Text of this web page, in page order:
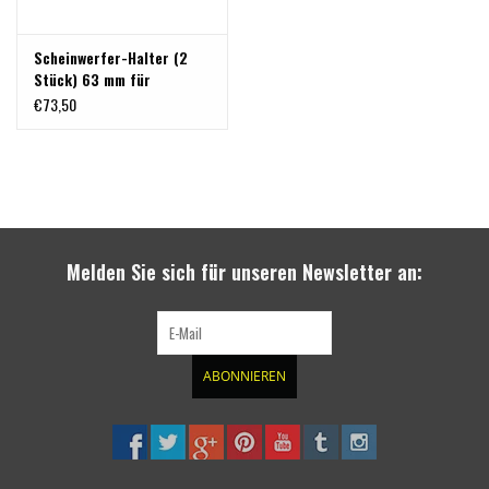
Scheinwerfer-Halter (2
Stück) 63 mm für
Bullenfänger / Frontbügel
€73,50
Melden Sie sich für unseren Newsletter an:
ABONNIEREN